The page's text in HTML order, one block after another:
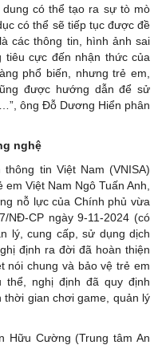
có thể tạo ra sự tò mò
có thể sẽ tiếp tục được đề
các thông tin, hình ảnh sai
tiêu cực đến nhận thức của
phổ biến, nhưng trẻ em,
được hướng dẫn để sử
ông Đỗ Dương Hiển phân
nghệ
tin Việt Nam (VNISA)
Việt Nam Ngô Tuấn Anh,
nỗ lực của Chính phủ vừa
NĐ-CP ngày 9-11-2024 (có
lý, cung cấp, sử dụng dịch
định ra đời đã hoàn thiện
nói chung và bảo vệ trẻ em
thể, nghị định đã quy định
thời gian chơi game, quản lý
Hữu Cường (Trung tâm An